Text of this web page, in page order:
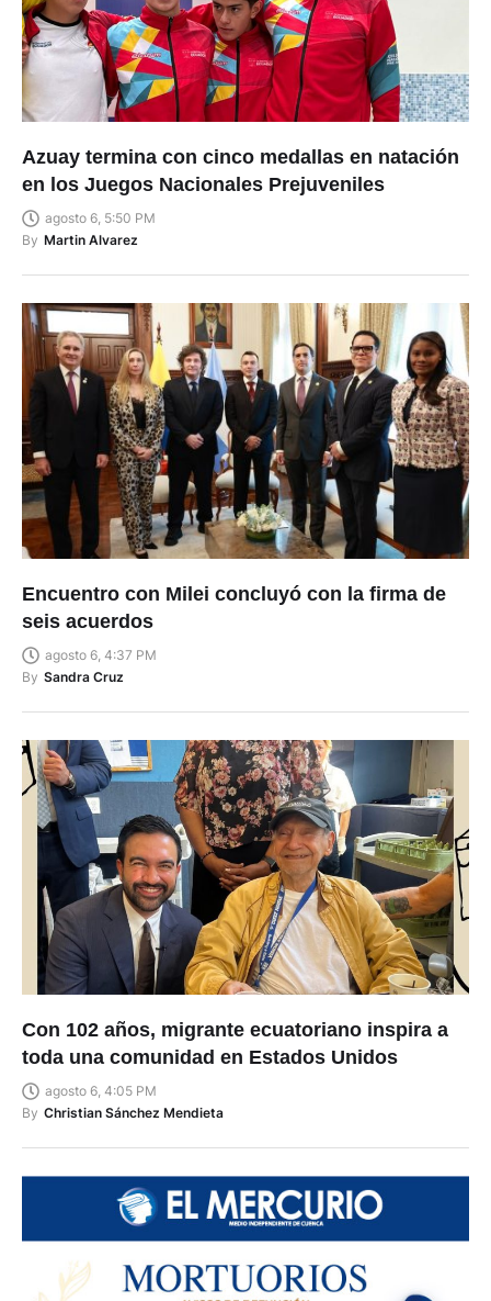
Azuay termina con cinco medallas en natación
en los Juegos Nacionales Prejuveniles
agosto 6, 5:50 PM
By Martin Alvarez
Encuentro con Milei concluyó con la firma de
seis acuerdos
agosto 6, 4:37 PM
By Sandra Cruz
Con 102 años, migrante ecuatoriano inspira a
toda una comunidad en Estados Unidos
agosto 6, 4:05 PM
By Christian Sánchez Mendieta